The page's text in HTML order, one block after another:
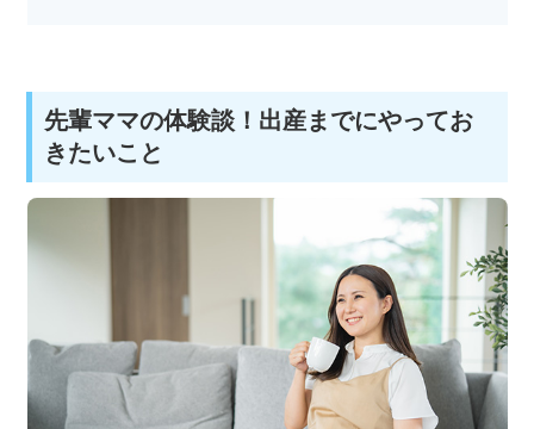
先輩ママの体験談！出産までにやってお
きたいこと